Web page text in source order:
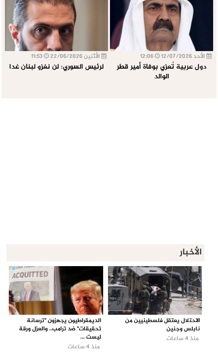
الأحد 12/07/2026
دول عربية تُعزي بوفاة أمير قطر
الوالد
الأثنين 22/06/2026
لرئيس السوري: لن نغزو لبنان غدا
الأخبار
الاحتلال يعتقل فلسطينيين من
نابلس وجنين
منذ 4 ساعات
الديمقراطيون يجهزون "ترسانة
تحقيقات" ضد ترامب.. والعزل ورقة
ليست ...
منذ 4 ساعات